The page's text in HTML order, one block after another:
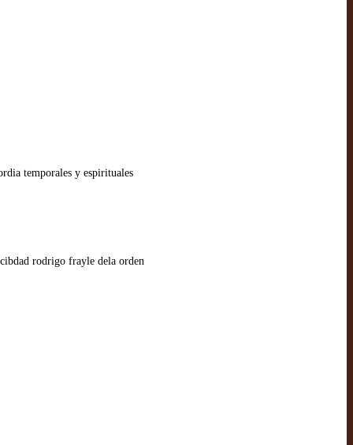
temporales y espirituales
rodrigo frayle dela orden